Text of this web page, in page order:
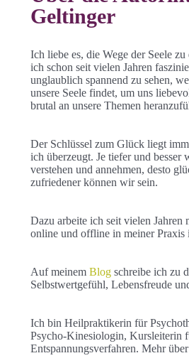
Geltinger
Ich liebe es, die Wege der Seele
ich schon seit vielen Jahren
unglaublich spannend zu sehen,
unsere Seele findet, um uns
brutal an unsere Themen
Der Schlüssel zum Glück liegt
ich überzeugt. Je tiefer und besser
verstehen und annehmen, desto
zufriedener können wir sein.
Dazu arbeite ich seit vielen Jahren
online und offline in meiner Praxis
Auf meinem Blogschreibe ich zu
Selbstwertgefühl, Lebensfreude
Ich bin Heilpraktikerin für
Psycho-Kinesiologin, Kursleiterin
Entspannungsverfahren. Mehr